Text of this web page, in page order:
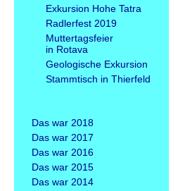
Exkursion Hohe Tatra
Radlerfest 2019
Muttertagsfeier
in Rotava
Geologische Exkursion
Stammtisch in Thierfeld
Das war 2018
Das war 2017
Das war 2016
Das war 2015
Das war 2014